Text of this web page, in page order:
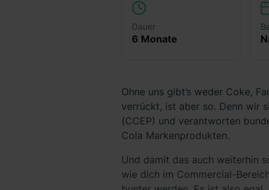
Dauer
6 Monate
Ohne uns gibt’s weder Coke,
verrückt, ist aber so. Denn wir
(CCEP) und verantworten
Cola Markenprodukten.
Und damit das auch weiterhin
wie dich im Commercial-